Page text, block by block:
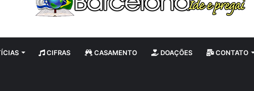
CIFRAS CASAMENTO DOAÇÕES CONTATO